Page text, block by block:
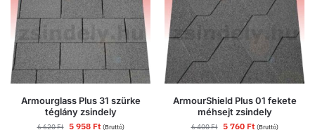
Armourglass Plus 31 szürke
téglány zsindely
6 620Ft 5 958 Ft (Bruttó)
ArmourShield Plus 01 fekete
méhsejt zsindely
6 400Ft 5 760 Ft (Bruttó)